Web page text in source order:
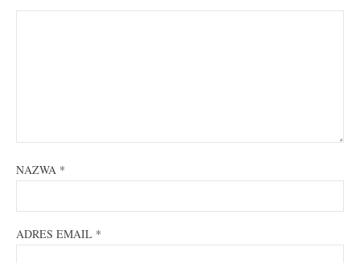
NAZWA *
ADRES EMAIL *